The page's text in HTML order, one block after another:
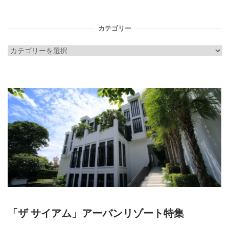
カテゴリー
カ
リ
ー
「ザ サイアム」アーバンリゾート特集